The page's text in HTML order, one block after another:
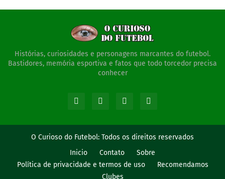
Histórias, curiosidades e personagens marcantes do futebol.
Bastidores, memória esportiva e fatos que todo torcedor precisa
conhecer
O Curioso do Futebol: Todos os direitos reservados
Inicio
Contato
Sobre
Política de privacidade e termos de uso
Recomendamos
Clubes